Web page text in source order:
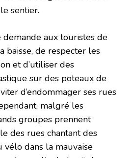
sentier.
aux touristes de
baisse, de respecter les
et d’utiliser des
sur des poteaux de
d’endommager ses rues
malgré les
groupes prennent
des rues chantant des
vélo dans la mauvaise